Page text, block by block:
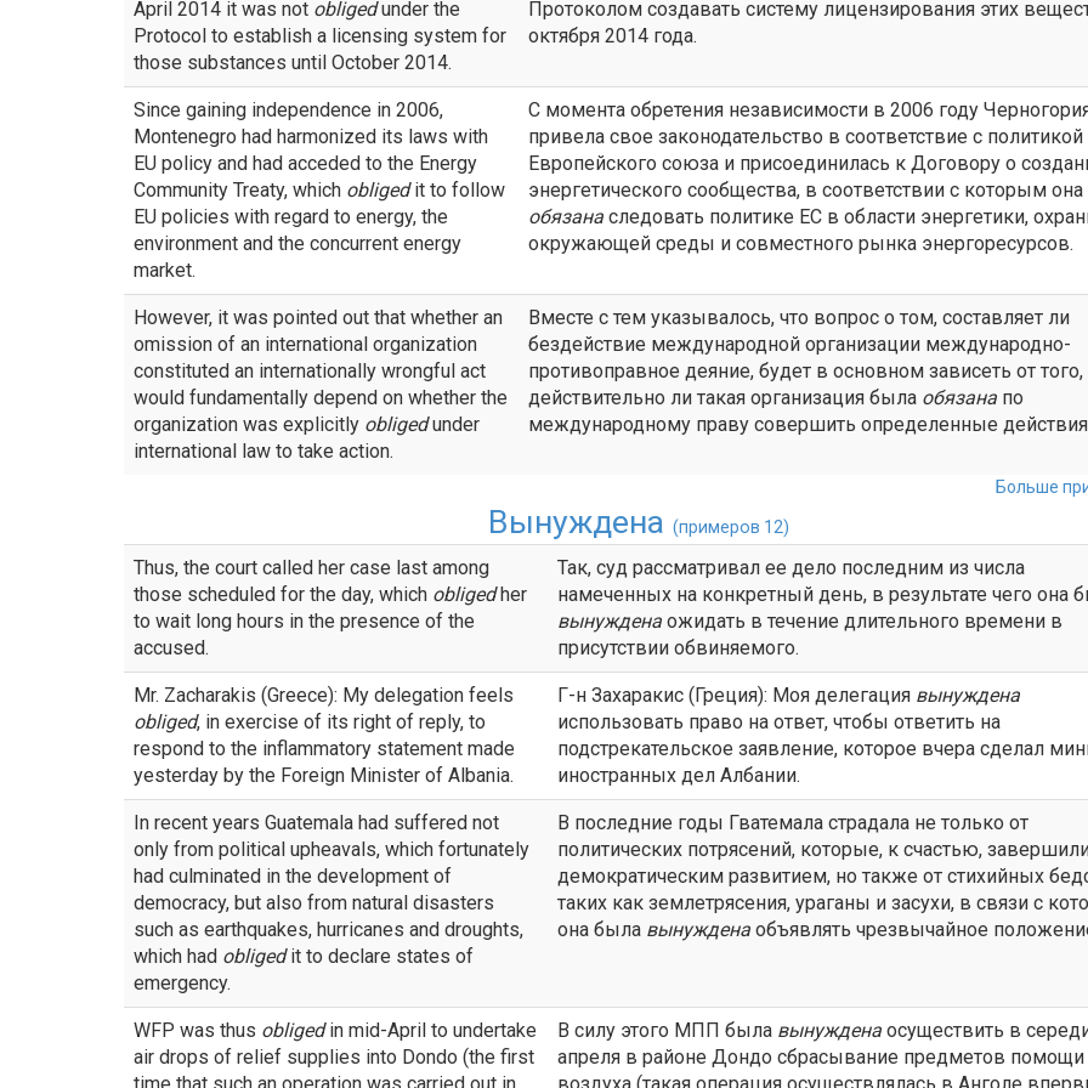
April 2014 it was not obligedunder the
Protocol to establish a licensing system for
those substances until October 2014.
Протоколом создавать систему лицензирования этих
октября 2014 года.
Since gaining independence in 2006,
Montenegro had harmonized its laws with
EU policy and had acceded to the Energy
Community Treaty, which obligedit to follow
EU policies with regard to energy, the
environment and the concurrent energy
market.
С момента обретения независимости в 2006 году
привела свое законодательство в соответствие с политикой
Европейского союза и присоединилась к Договору о
энергетического сообщества, в соответствии с которым она
обязана следовать политике ЕС в области энергетики,
окружающей среды и совместного рынка энергоресурсов.
However, it was pointed out that whether an
omission of an international organization
constituted an internationally wrongful act
would fundamentally depend on whether the
organization was explicitly obligedunder
international law to take action.
Вместе с тем указывалось, что вопрос о том, составляет ли
бездействие международной организации международно-
противоправное деяние, будет в основном зависеть от того,
действительно ли такая организация была обязана по
международному праву совершить определенные
Больше
Вынуждена (примеров 12)
Thus, the court called her case last among
those scheduled for the day, which obligedher
to wait long hours in the presence of the
accused.
Так, суд рассматривал ее дело последним из числа
намеченных на конкретный день, в результате чего она
вынуждена ожидать в течение длительного времени в
присутствии обвиняемого.
Mr. Zacharakis (Greece): My delegation feels
obliged, in exercise of its right of reply, to
respond to the inflammatory statement made
yesterday by the Foreign Minister of Albania.
Г-н Захаракис (Греция): Моя делегация вынуждена
использовать право на ответ, чтобы ответить на
подстрекательское заявление, которое вчера сделал
иностранных дел Албании.
In recent years Guatemala had suffered not
only from political upheavals, which fortunately
had culminated in the development of
democracy, but also from natural disasters
such as earthquakes, hurricanes and droughts,
which had obligedit to declare states of
emergency.
В последние годы Гватемала страдала не только от
политических потрясений, которые, к счастью,
демократическим развитием, но также от стихийных
таких как землетрясения, ураганы и засухи, в связи с
она была вынуждена объявлять чрезвычайное
WFP was thus obligedin mid-April to undertake
air drops of relief supplies into Dondo (the first
В силу этого МПП была вынуждена осуществить в
апреля в районе Дондо сбрасывание предметов помощи